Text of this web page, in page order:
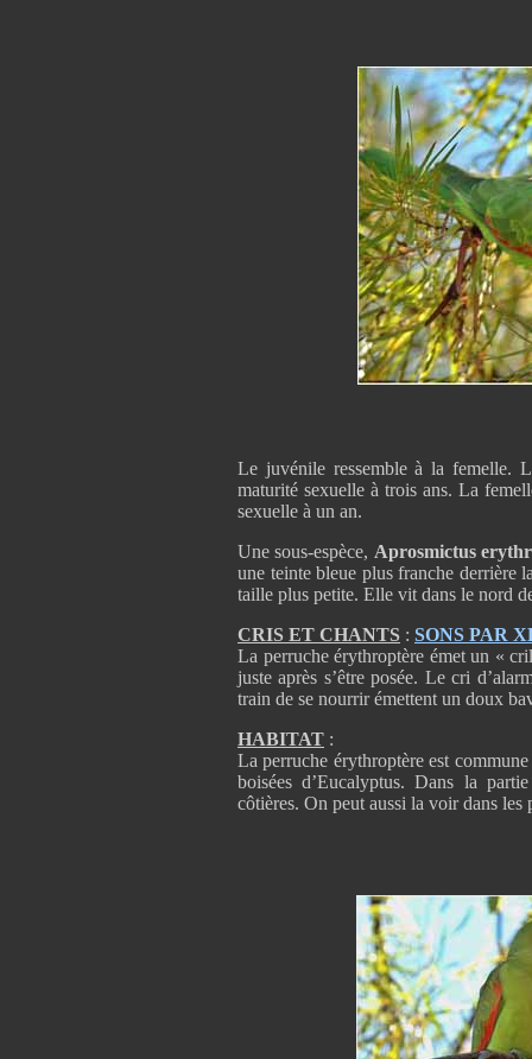
Le juvénile ressemble à la femelle.
maturité sexuelle à trois ans. La
sexuelle à un an.
Une sous-espèce, Aprosmictus
une teinte bleue plus franche derrière
taille plus petite. Elle vit dans le nord
CRIS ET CHANTS : SONS PAR
La perruche érythroptère émet un «
juste après s’être posée. Le cri
train de se nourrir émettent un doux
HABITAT :
La perruche érythroptère est
boisées d’Eucalyptus. Dans la
côtières. On peut aussi la voir dans les